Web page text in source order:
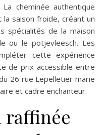
cheminée authentique
la saison froide, créant un
spécialités de la maison
ou le potjevleesch. Les
cette expérience
de prix accessible entre
26 rue Lepelletier marie
et cadre enchanteur.
raffinée